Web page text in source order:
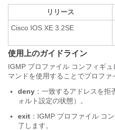
リリース
Cisco IOS XE 3.2SE
使用上のガイドライン
IGMP プロファイル コンフィギ
マンドを使用することでプロファ
deny ：一致するアドレスを
ォルト設定の状態）。
exit ：IGMP プロファイル コ
了します。